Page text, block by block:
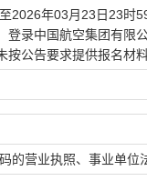
2026年03月23日23时
登录中国航空集团有
按公告要求提供报名材
的营业执照、事业单位